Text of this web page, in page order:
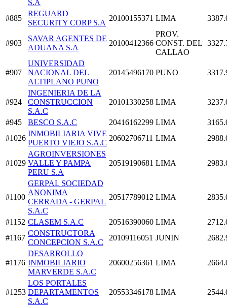
S.A
#885
REGUARD
SECURITY CORP S.A
20100155371 LIMA
#903
SAVAR AGENTES DE
ADUANA S.A
20100412366
PROV.
CONST. DEL
CALLAO
#907
UNIVERSIDAD
NACIONAL DEL
ALTIPLANO PUNO
20145496170 PUNO
#924
INGENIERIA DE LA
CONSTRUCCION
S.A.C
20101330258 LIMA
#945 BESCO S.A.C 20416162299 LIMA
#1026
INMOBILIARIA VIVE
PUERTO VIEJO S.A.C
20602706711 LIMA
#1029
AGROINVERSIONES
VALLE Y PAMPA
PERU S.A
20519190681 LIMA
#1100
GERPAL SOCIEDAD
ANONIMA
CERRADA - GERPAL
S.A.C
20517789012 LIMA
#1152 CLASEM S.A.C 20516390060 LIMA
#1167
CONSTRUCTORA
CONCEPCION S.A.C
20109116051 JUNIN
#1176
DESARROLLO
INMOBILIARIO
MARVERDE S.A.C
20600256361 LIMA
#1253
LOS PORTALES
DEPARTAMENTOS
S.A.C
20553346178 LIMA